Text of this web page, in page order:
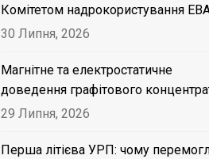
Комітетом надрокористування
30 Липня, 2026
Магнітне та електростатичне
доведення графітового
29 Липня, 2026
Перша літієва УРП: чому